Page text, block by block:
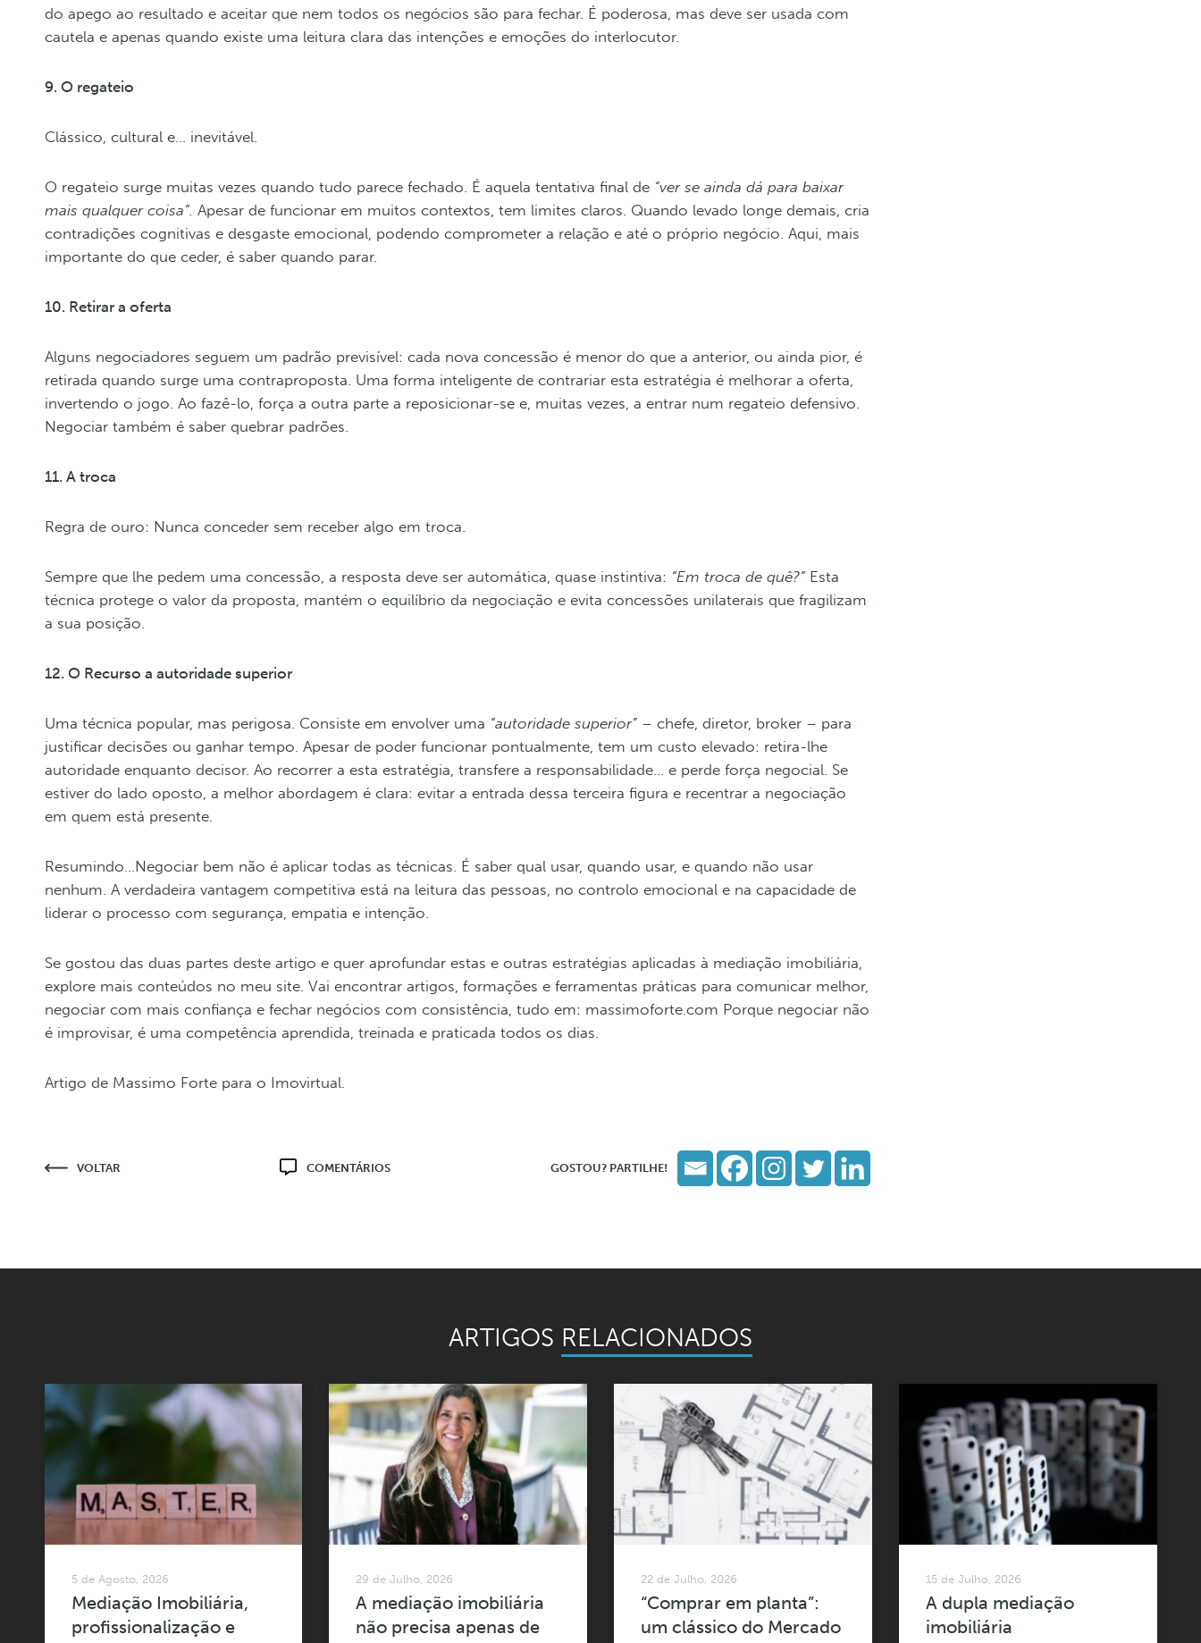
do apego ao resultado e aceitar que nem todos os negócios são para fechar. É poderosa, mas deve ser usada com
cautela e apenas quando existe uma leitura clara das intenções e emoções do interlocutor.
9. O regateio
Clássico, cultural e… inevitável.
O regateio surge muitas vezes quando tudo parece fechado. É aquela tentativa final de “ver se ainda dá para baixar
mais qualquer coisa”. Apesar de funcionar em muitos contextos, tem limites claros. Quando levado longe demais, cria
contradições cognitivas e desgaste emocional, podendo comprometer a relação e até o próprio negócio. Aqui, mais
importante do que ceder, é saber quando parar.
10. Retirar a oferta
Alguns negociadores seguem um padrão previsível: cada nova concessão é menor do que a anterior, ou ainda pior, é
retirada quando surge uma contraproposta. Uma forma inteligente de contrariar esta estratégia é melhorar a oferta,
invertendo o jogo. Ao fazê-lo, força a outra parte a reposicionar-se e, muitas vezes, a entrar num regateio defensivo.
Negociar também é saber quebrar padrões.
11. A troca
Regra de ouro: Nunca conceder sem receber algo em troca.
Sempre que lhe pedem uma concessão, a resposta deve ser automática, quase instintiva: “Em troca de quê?”Esta
técnica protege o valor da proposta, mantém o equilíbrio da negociação e evita concessões unilaterais que fragilizam
a sua posição.
12. O Recurso a autoridade superior
Uma técnica popular, mas perigosa. Consiste em envolver uma “autoridade superior” – chefe, diretor, broker – para
justificar decisões ou ganhar tempo. Apesar de poder funcionar pontualmente, tem um custo elevado: retira-lhe
autoridade enquanto decisor. Ao recorrer a esta estratégia, transfere a responsabilidade… e perde força negocial. Se
estiver do lado oposto, a melhor abordagem é clara: evitar a entrada dessa terceira figura e recentrar a negociação
em quem está presente.
Resumindo…Negociar bem não é aplicar todas as técnicas. É saber qual usar, quando usar, e quando não usar
nenhum. A verdadeira vantagem competitiva está na leitura das pessoas, no controlo emocional e na capacidade de
liderar o processo com segurança, empatia e intenção.
Se gostou das duas partes deste artigo e quer aprofundar estas e outras estratégias aplicadas à mediação imobiliária,
explore mais conteúdos no meu site. Vai encontrar artigos, formações e ferramentas práticas para comunicar melhor,
negociar com mais confiança e fechar negócios com consistência, tudo em: massimoforte.com Porque negociar não
é improvisar, é uma competência aprendida, treinada e praticada todos os dias.
Artigo de Massimo Forte para o Imovirtual.
VOLTAR COMENTÁRIOS GOSTOU? PARTILHE!
ARTIGOS RELACIONADOS
5 de Agosto, 2026
Mediação Imobiliária,
profissionalização e
29 de Julho, 2026
A mediação imobiliária
não precisa apenas de
22 de Julho, 2026
“Comprar em planta”:
um clássico do Mercado
15 de Julho, 2026
A dupla mediação
imobiliária